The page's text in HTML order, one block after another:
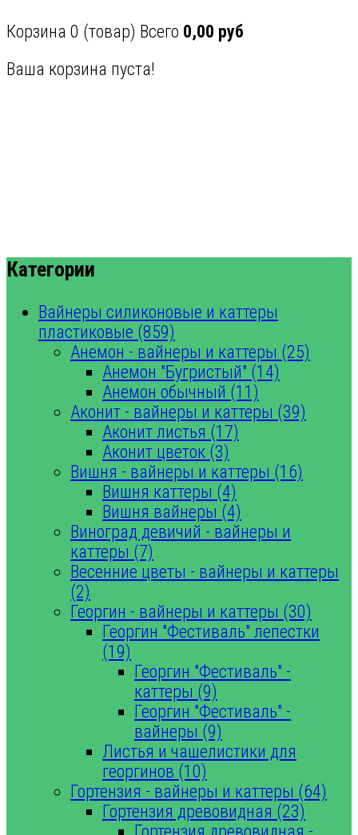
Корзина 0 (товар) Всего 0,00 руб
Ваша корзина пуста!
Категории
Вайнеры силиконовые и каттеры
пластиковые (859)
Анемон - вайнеры и каттеры (25)
Анемон "Бугристый" (14)
Анемон обычный (11)
Аконит - вайнеры и каттеры (39)
Аконит листья (17)
Аконит цветок (3)
Вишня - вайнеры и каттеры (16)
Вишня каттеры (4)
Вишня вайнеры (4)
Виноград девичий - вайнеры и
каттеры (7)
Весенние цветы - вайнеры и каттеры
(2)
Георгин - вайнеры и каттеры (30)
Георгин "Фестиваль" лепестки
(19)
Георгин "Фестиваль" -
каттеры (9)
Георгин "Фестиваль" -
вайнеры (9)
Листья и чашелистики для
георгинов (10)
Гортензия - вайнеры и каттеры (64)
Гортензия древовидная (23)